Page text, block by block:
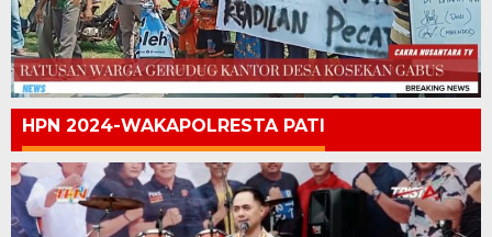
HPN 2024-WAKAPOLRESTA PATI